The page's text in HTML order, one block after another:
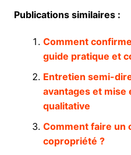
Publications similaires :
Comment
guide pratique et
Entretien semi-
avantages et
qualitative
Comment faire un
copropriété ?